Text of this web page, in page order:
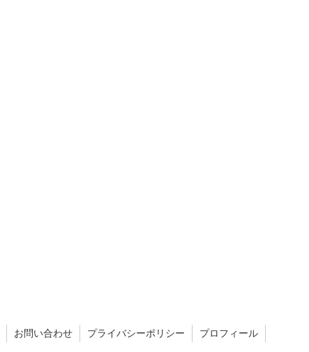
お問い合わせ プライバシーポリシー プロフィール